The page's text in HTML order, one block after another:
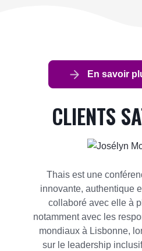
En savoir
CLIENTS
Thais est une
innovante, authentique
collaboré avec elle à
notamment avec les
mondiaux à Lisbonne,
sur le leadership